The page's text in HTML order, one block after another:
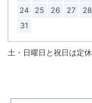
24
25 26 27 28
31
土・日曜日と祝日は定